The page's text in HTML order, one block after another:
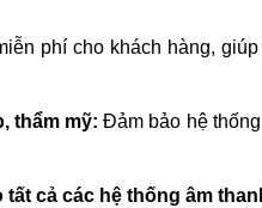
phí cho khách hàng,
thẩm mỹ: Đảm bảo hệ
cả các hệ thống âm